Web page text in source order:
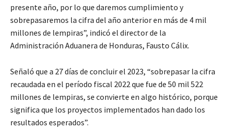
presente año, por lo que daremos cumplimiento y
sobrepasaremos la cifra del año anterior en más de 4 mil
millones de lempiras”, indicó el director de la
Administración Aduanera de Honduras, Fausto Cálix.
Señaló que a 27 días de concluir el 2023, “sobrepasar la cifra
recaudada en el período fiscal 2022 que fue de 50 mil 522
millones de lempiras, se convierte en algo histórico, porque
significa que los proyectos implementados han dado los
resultados esperados”.